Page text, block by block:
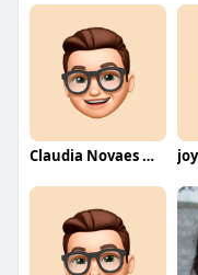
Claudia Novaes Novaes